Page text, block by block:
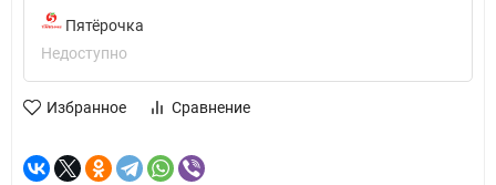
Пятёрочка
Недоступно
Избранное Сравнение